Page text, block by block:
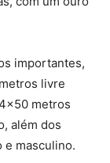
importantes,
livre
metros
além dos
masculino.